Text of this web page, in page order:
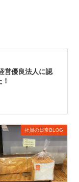
営優良法人に認
社員の日常BLOG